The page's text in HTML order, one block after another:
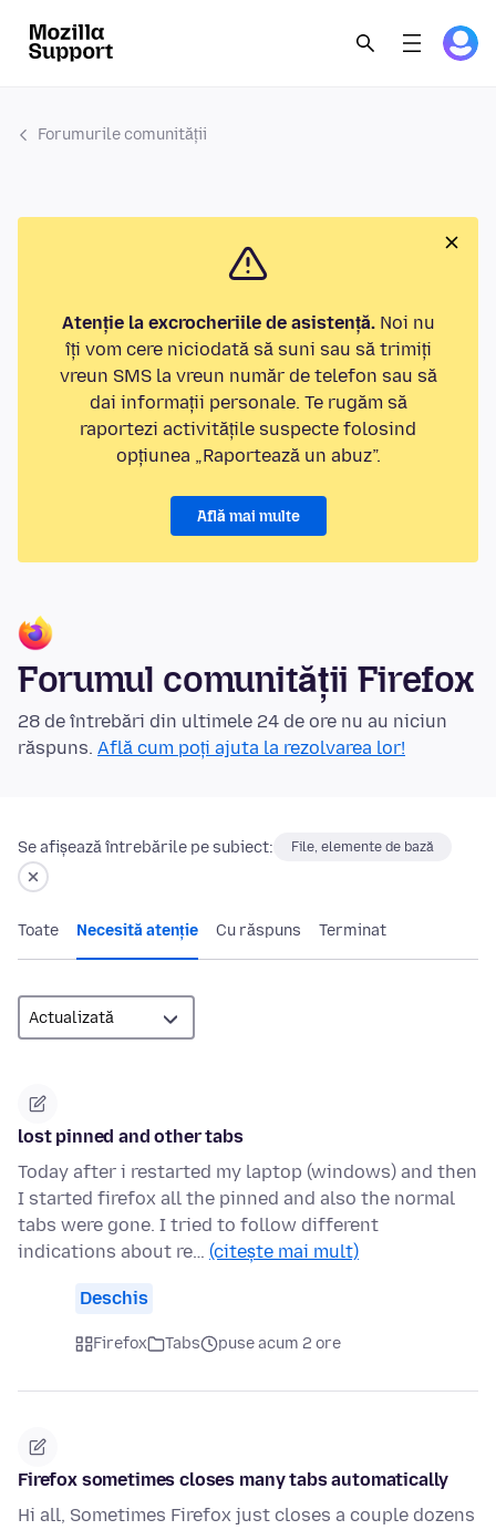
Forumurile comunității
Atenție la excrocheriile de asistență.Noi nu
îți vom cere niciodată să suni sau să trimiți
vreun SMS la vreun număr de telefon sau să
dai informații personale. Te rugăm să
raportezi activitățile suspecte folosind
opțiunea „Raportează un abuz”.
Află mai multe
Forumul comunității Firefox
28 de întrebări din ultimele 24 de ore nu au niciun
răspuns. Află cum poți ajuta la rezolvarea lor!
Se afișează întrebările pe subiect: File, elemente de bază
Toate Necesită atenție Cu răspuns Terminat
lost pinned and other tabs
Today after i restarted my laptop (windows) and then
I started firefox all the pinned and also the normal
tabs were gone. I tried to follow different
indications about re… (citește mai mult)
Deschis
Firefox Tabs puse acum 2 ore
Firefox sometimes closes many tabs automatically
Hi all, Sometimes Firefox just closes a couple dozens